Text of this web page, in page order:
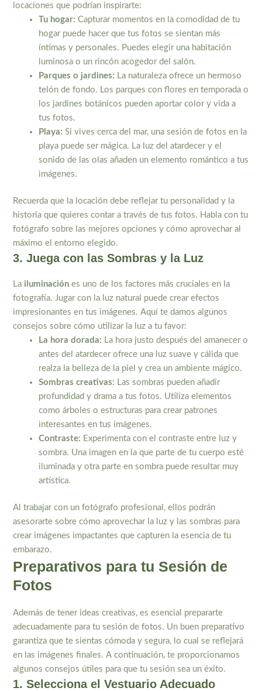
locaciones que podrían inspirarte:
Tu hogar: Capturar momentos en la comodidad de tu
hogar puede hacer que tus fotos se sientan más
íntimas y personales. Puedes elegir una habitación
luminosa o un rincón acogedor del salón.
Parques o jardines: La naturaleza ofrece un hermoso
telón de fondo. Los parques con flores en temporada o
los jardines botánicos pueden aportar color y vida a
tus fotos.
Playa: Si vives cerca del mar, una sesión de fotos en la
playa puede ser mágica. La luz del atardecer y el
sonido de las olas añaden un elemento romántico a tus
imágenes.
Recuerda que la locación debe reflejar tu personalidad y la
historia que quieres contar a través de tus fotos. Habla con tu
fotógrafo sobre las mejores opciones y cómo aprovechar al
máximo el entorno elegido.
3. Juega con las Sombras y la Luz
La iluminación es uno de los factores más cruciales en la
fotografía. Jugar con la luz natural puede crear efectos
impresionantes en tus imágenes. Aquí te damos algunos
consejos sobre cómo utilizar la luz a tu favor:
La hora dorada: La hora justo después del amanecer o
antes del atardecer ofrece una luz suave y cálida que
realza la belleza de la piel y crea un ambiente mágico.
Sombras creativas: Las sombras pueden añadir
profundidad y drama a tus fotos. Utiliza elementos
como árboles o estructuras para crear patrones
interesantes en tus imágenes.
Contraste: Experimenta con el contraste entre luz y
sombra. Una imagen en la que parte de tu cuerpo esté
iluminada y otra parte en sombra puede resultar muy
artística.
Al trabajar con un fotógrafo profesional, ellos podrán
asesorarte sobre cómo aprovechar la luz y las sombras para
crear imágenes impactantes que capturen la esencia de tu
embarazo.
Preparativos para tu Sesión de
Fotos
Además de tener ideas creativas, es esencial prepararte
adecuadamente para tu sesión de fotos. Un buen preparativo
garantiza que te sientas cómoda y segura, lo cual se reflejará
en las imágenes finales. A continuación, te proporcionamos
algunos consejos útiles para que tu sesión sea un éxito.
1. Selecciona el Vestuario Adecuado